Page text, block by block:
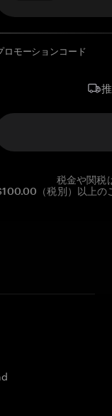
ロモーションコード
税金や関税
（税別）以上の